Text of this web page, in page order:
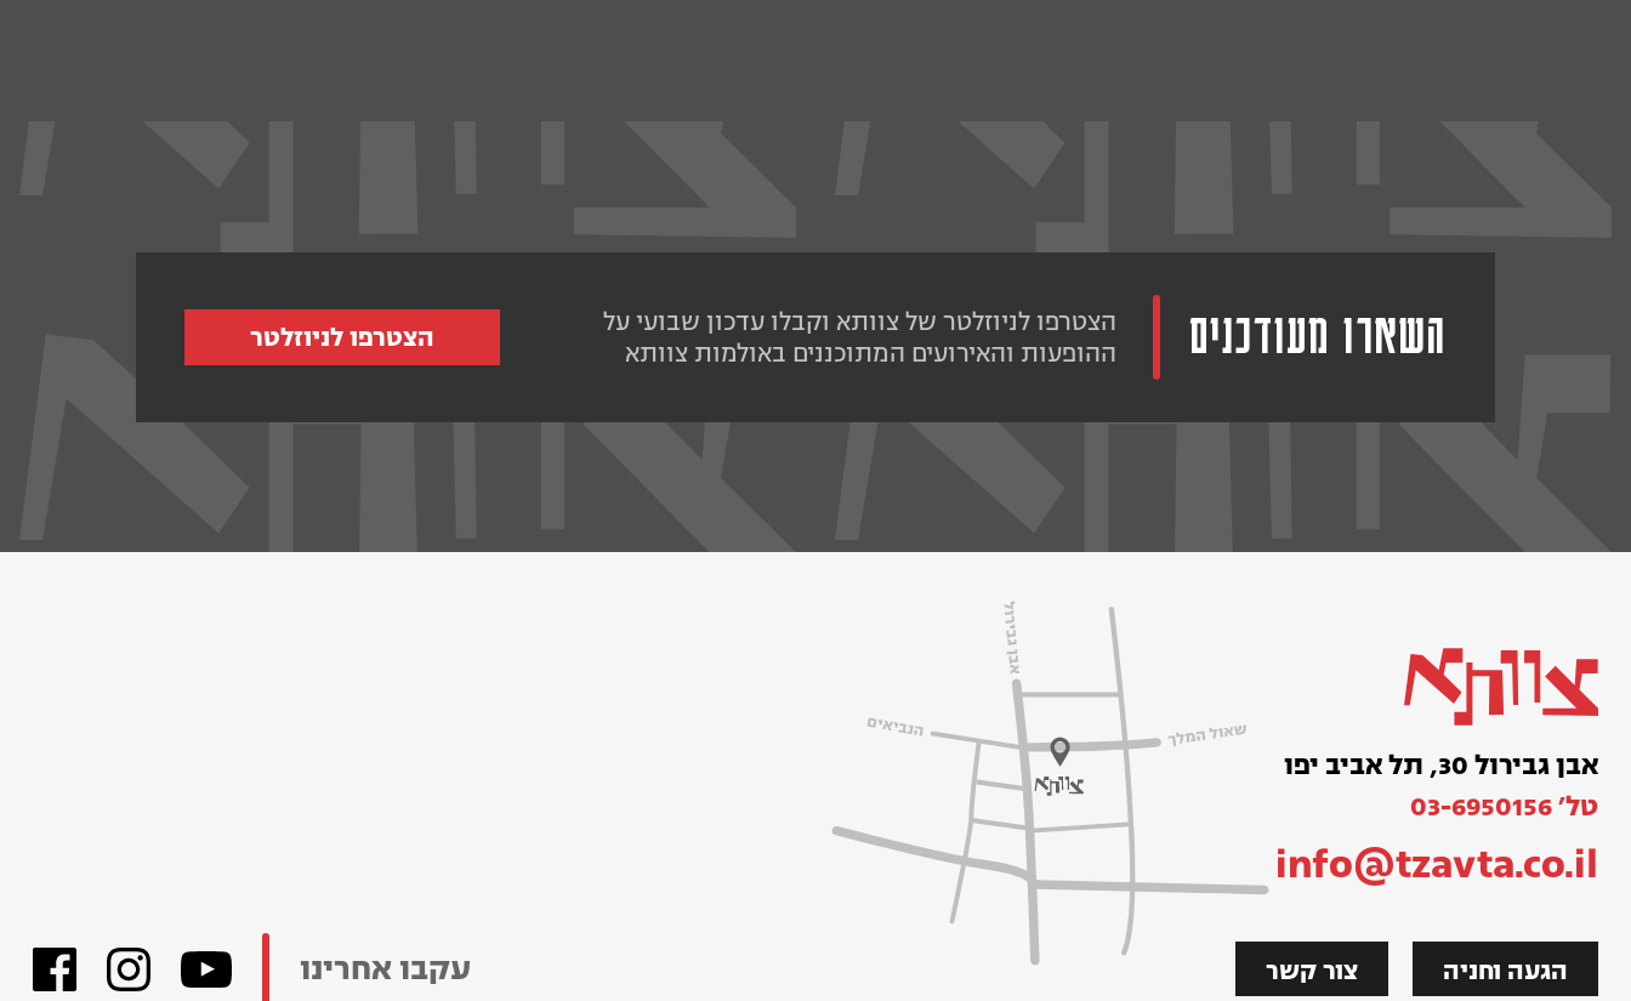
השארו מעודכנים
הצטרפו לניוזלטר של צוותא וקבלו עדכון שבועי על
ההופעות והאירועים המתוכננים באולמות צוותא
הצטרפו לניוזלטר
אבן גבירול 30, תל אביב יפו
טל׳ 03-6950156
info@tzavta.co.il
צור קשר הגעה וחניה עקבו אחרינו